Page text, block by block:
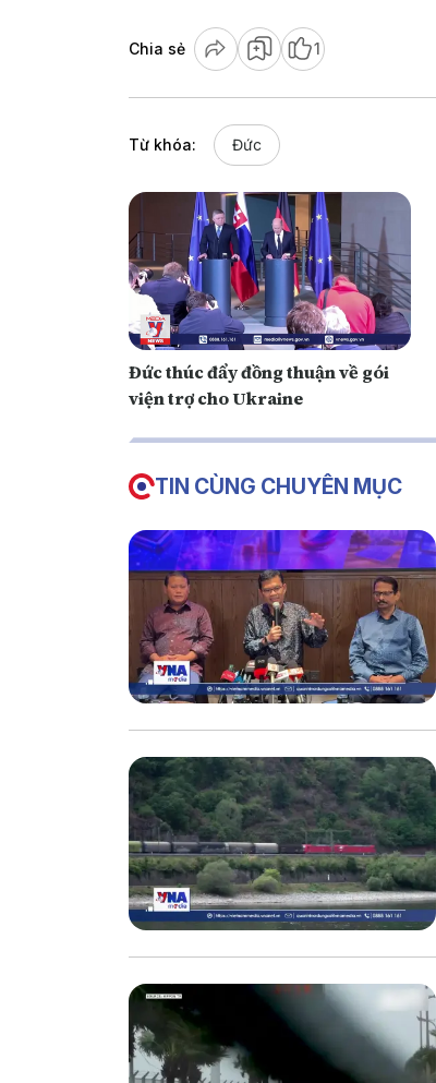
Chia sẻ 1
Từ khóa: Đức
Đức thúc đẩy đồng thuận về gói
viện trợ cho Ukraine
TIN CÙNG CHUYÊN MỤC